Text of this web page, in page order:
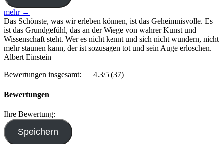
mehr →
Das Schönste, was wir erleben können, ist das Geheimnisvolle. Es
ist das Grundgefühl, das an der Wiege von wahrer Kunst und
Wissenschaft steht. Wer es nicht kennt und sich nicht wundern, nicht
mehr staunen kann, der ist sozusagen tot und sein Auge erloschen.
Albert Einstein
Bewertungen insgesamt: 4.3/5 (37)
Bewertungen
Ihre Bewertung: